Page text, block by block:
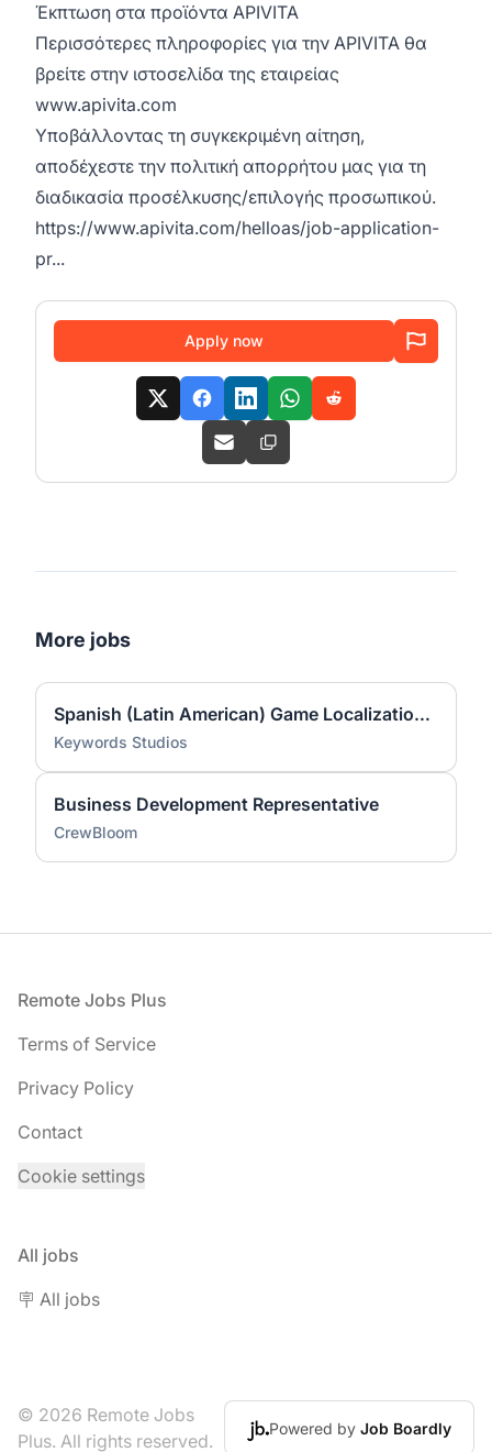
Έκπτωση στα προϊόντα APIVITA
Περισσότερες πληροφορίες για την APIVITA θα
βρείτε στην ιστοσελίδα της εταιρείας
www.apivita.com
Υποβάλλοντας τη συγκεκριμένη αίτηση,
αποδέχεστε την πολιτική απορρήτου μας για τη
διαδικασία προσέλκυσης/επιλογής προσωπικού.
https://www.apivita.com/helloas/job-application-
pr...
Apply now
More jobs
Spanish (Latin American) Game Localization Testers
Keywords Studios
Business Development Representative
CrewBloom
Footer
Remote Jobs Plus
Terms of Service
Privacy Policy
Contact
Cookie settings
All jobs
🪧 All jobs
© 2026 Remote Jobs
Plus. All rights reserved.
Powered by Job Boardly